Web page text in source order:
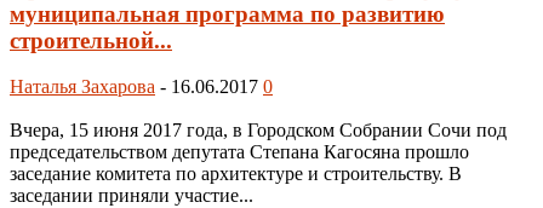
муниципальная программа по развитию
строительной...
Наталья Захарова - 16.06.2017 0
Вчера, 15 июня 2017 года, в Городском Собрании Сочи под
председательством депутата Степана Кагосяна прошло
заседание комитета по архитектуре и строительству. В
заседании приняли участие...